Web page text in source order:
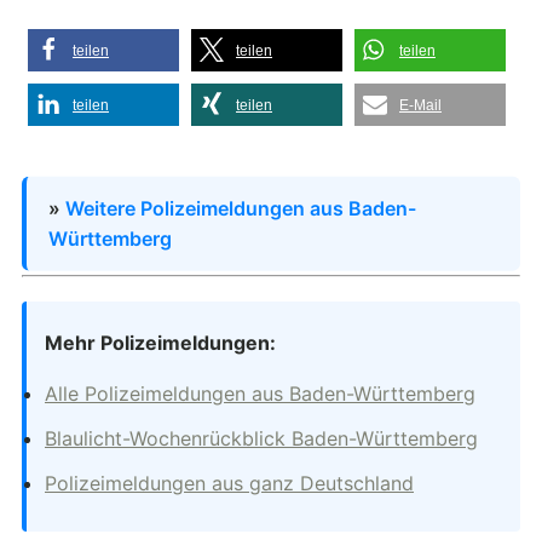
teilen teilen teilen
teilen teilen E-Mail
» Weitere Polizeimeldungen aus Baden-
Württemberg
Mehr Polizeimeldungen:
Alle Polizeimeldungen aus Baden-Württemberg
Blaulicht-Wochenrückblick Baden-Württemberg
Polizeimeldungen aus ganz Deutschland